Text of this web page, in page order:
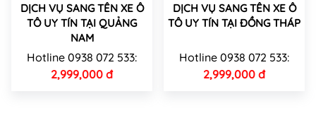
DỊCH VỤ SANG TÊN XE Ô
TÔ UY TÍN TẠI QUẢNG
NAM
Hotline 0938 072 533:
2,999,000 đ
DỊCH VỤ SANG TÊN XE Ô
TÔ UY TÍN TẠI ĐỒNG THÁP
Hotline 0938 072 533:
2,999,000 đ